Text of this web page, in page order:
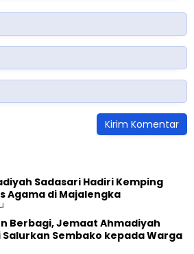
Sadasari Hadiri Kemping
Agama di Majalengka
Berbagi, Jemaat Ahmadiyah
Salurkan Sembako kepada Warga